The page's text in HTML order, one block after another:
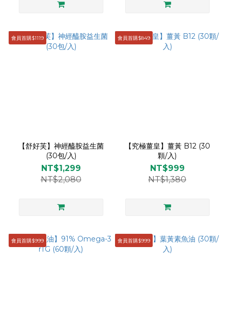
會員首購$1119
【舒好芙】神經醯胺益生菌
(30包/入)
NT$1,299
NT$2,080
會員首購$849
【究極薑皇】薑黃 B12 (30
顆/入)
NT$999
NT$1,380
會員首購$999 會員首購$999